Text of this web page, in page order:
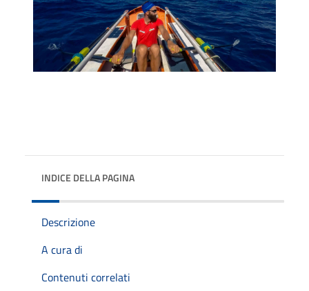
INDICE DELLA PAGINA
Descrizione
A cura di
Contenuti correlati